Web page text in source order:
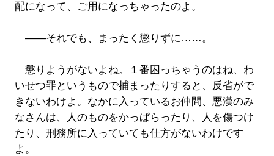
配になって、ご用になっちゃったのよ。
――それでも、まったく懲りずに……。
懲りようがないよね。１番困っちゃうのはね、わ
いせつ罪というもので捕まったりすると、反省がで
きないわけよ。なかに入っているお仲間、悪漢のみ
なさんは、人のものをかっぱらったり、人を傷つけ
たり、刑務所に入っていても仕方がないわけです
よ。